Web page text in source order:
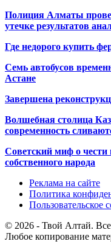
Полиция Алматы
утечке результатов
Где недорого купить
Семь автобусов
Астане
Завершена
Волшебная столица
современность
Советский миф о чести
собственного народа
Реклама на сайте
Политика
Пользовательское
© 2026 - Твой Алтай.
Любое копирование